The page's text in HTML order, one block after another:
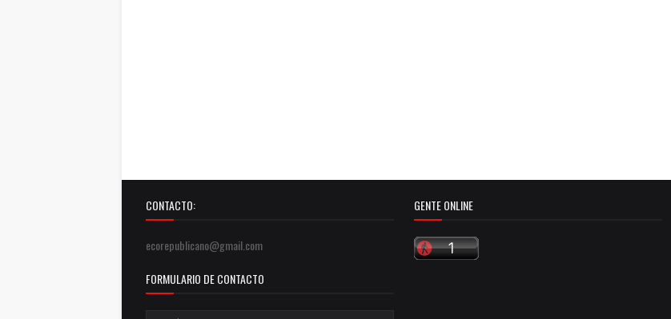
CONTACTO:
ecorepublicano@gmail.com
FORMULARIO DE CONTACTO
GENTE ONLINE